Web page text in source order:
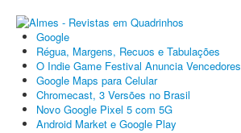
Google
Régua, Margens, Recuos e Tabulações
O Indie Game Festival Anuncia Vencedores
Google Maps para Celular
Chromecast, 3 Versões no Brasil
Novo Google Pixel 5 com 5G
Android Market e Google Play